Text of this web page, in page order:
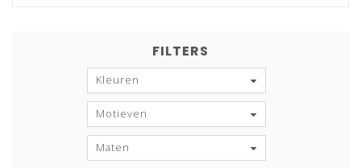
FILTERS
Kleuren
Motieven
Maten